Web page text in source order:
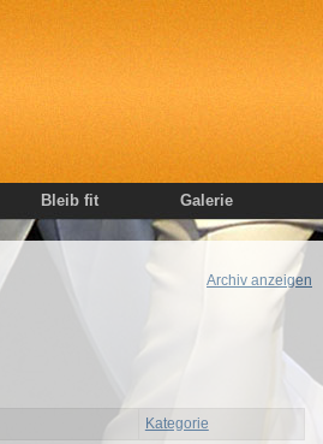
Archiv anzeigen
Kategorie
Bleib fit Galerie